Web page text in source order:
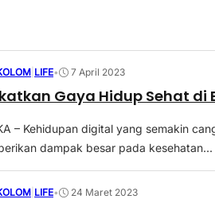
LIFE• 7 April 2023
Gaya Hidup Sehat di
– Kehidupan digital yang semakin
dampak besar pada kesehatan...
LIFE• 24 Maret 2023